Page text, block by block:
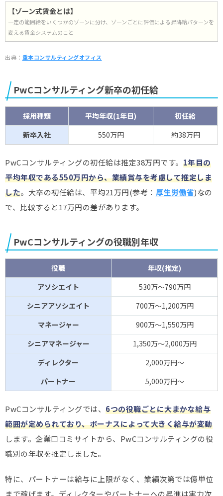
【ゾーン式賃金とは】
一定の範囲給をいくつかのゾーンに分け、ゾーンごとに評価による昇降給パターンを
変える賃金システムのこと
出典： 重本コンサルティングオフィス
PwCコンサルティング新卒の初任給
採用種類 平均年収(1年目)
初任給
新卒入社
550万円 約38万円
PwCコンサルティングの初任給は推定38万円です。 1年目の
平均年収である550万円から、業績賞与を考慮して推定しま
した。大卒の初任給は、平均21万円(参考： 厚生労働省)なの
で、比較すると17万円の差があります。
PwCコンサルティングの役職別年収
役職
年収(推定)
アソシエイト
530万～790万円
シニアアソシエイト
700万～1,200万円
マネージャー
900万～1,550万円
シニアマネージャー
1,350万～2,000万円
ディレクター
2,000万円～
パートナー
5,000万円～
PwCコンサルティングでは、 6つの役職ごとに大まかな給与
範囲が定められており、ボーナスによって大きく給与が変動
します。企業口コミサイトから、PwCコンサルティングの役
職別の年収を推定しました。
特に、パートナーは給与に上限がなく、業績次第では億単位
まで稼げます。ディレクターやパートナーへの昇進は実力次